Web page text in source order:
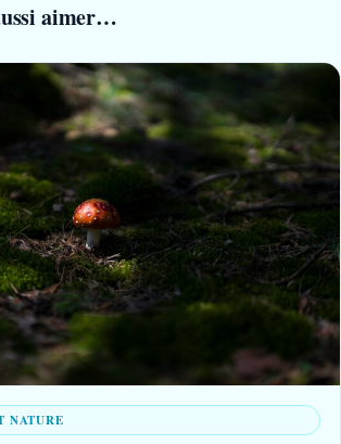
aimer…
NATURE